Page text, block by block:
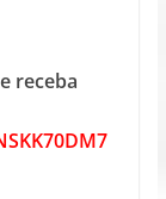
receba